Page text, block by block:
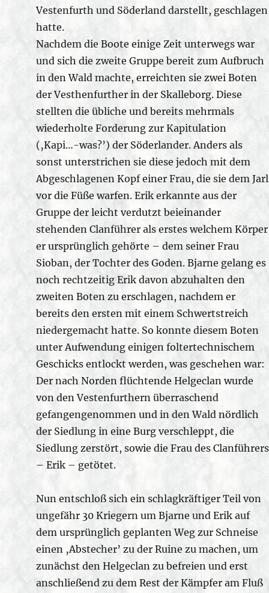
Vestenfurth und Söderland darstellt, geschlagen
hatte.
Nachdem die Boote einige Zeit unterwegs war
und sich die zweite Gruppe bereit zum Aufbruch
in den Wald machte, erreichten sie zwei Boten
der Vesthenfurther in der Skalleborg. Diese
stellten die übliche und bereits mehrmals
wiederholte Forderung zur Kapitulation
(‚Kapi…-was?’) der Söderlander. Anders als
sonst unterstrichen sie diese jedoch mit dem
Abgeschlagenen Kopf einer Frau, die sie dem Jarl
vor die Füße warfen. Erik erkannte aus der
Gruppe der leicht verdutzt beieinander
stehenden Clanführer als erstes welchem Körper
er ursprünglich gehörte – dem seiner Frau
Sioban, der Tochter des Goden. Bjarne gelang es
noch rechtzeitig Erik davon abzuhalten den
zweiten Boten zu erschlagen, nachdem er
bereits den ersten mit einem Schwertstreich
niedergemacht hatte. So konnte diesem Boten
unter Aufwendung einigen foltertechnischem
Geschicks entlockt werden, was geschehen war:
Der nach Norden flüchtende Helgeclan wurde
von den Vestenfurthern überraschend
gefangengenommen und in den Wald nördlich
der Siedlung in eine Burg verschleppt, die
Siedlung zerstört, sowie die Frau des Clanführers
– Erik – getötet.
Nun entschloß sich ein schlagkräftiger Teil von
ungefähr 30 Kriegern um Bjarne und Erik auf
dem ursprünglich geplanten Weg zur Schneise
einen ‚Abstecher’ zu der Ruine zu machen, um
zunächst den Helgeclan zu befreien und erst
anschließend zu dem Rest der Kämpfer am Fluß